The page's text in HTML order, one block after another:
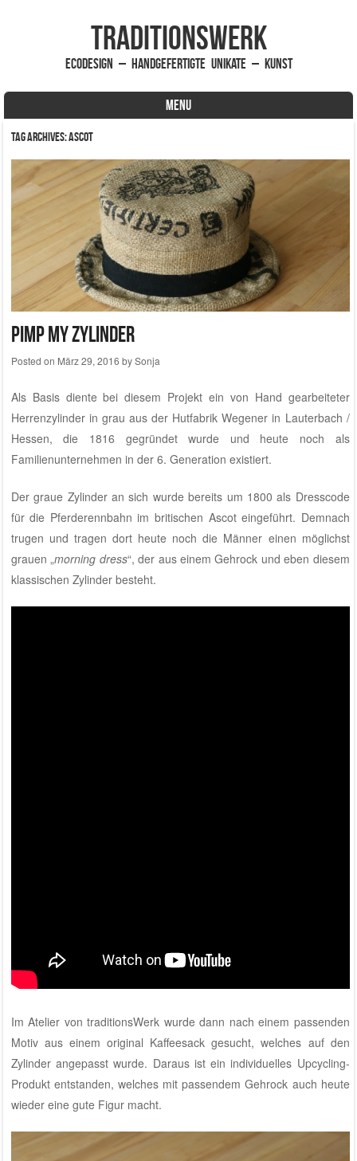
traditionsWerk
EcoDesign – handgefertigte Unikate – Kunst
MENU
Skip to content
Tag Archives:Ascot
Pimp my Zylinder
Posted on März 29, 2016 bySonja
Als Basis diente bei diesem Projekt ein von Hand gearbeiteter
Herrenzylinder in grau aus der Hutfabrik Wegener in Lauterbach /
Hessen, die 1816 gegründet wurde und heute noch als
Familienunternehmen in der 6. Generation existiert.
Der graue Zylinder an sich wurde bereits um 1800 als Dresscode
für die Pferderennbahn im britischen Ascot eingeführt. Demnach
trugen und tragen dort heute noch die Männer einen möglichst
grauen „morning dress“, der aus einem Gehrock und eben diesem
klassischen Zylinder besteht.
ImAtelier von traditionsWerk wurde dann nach einem passenden
Motiv aus einem original Kaffeesack gesucht, welches auf den
Zylinder angepasst wurde. Daraus ist ein individuelles Upcycling-
Produkt entstanden, welches mit passendem Gehrock auch heute
wieder eine gute Figur macht.